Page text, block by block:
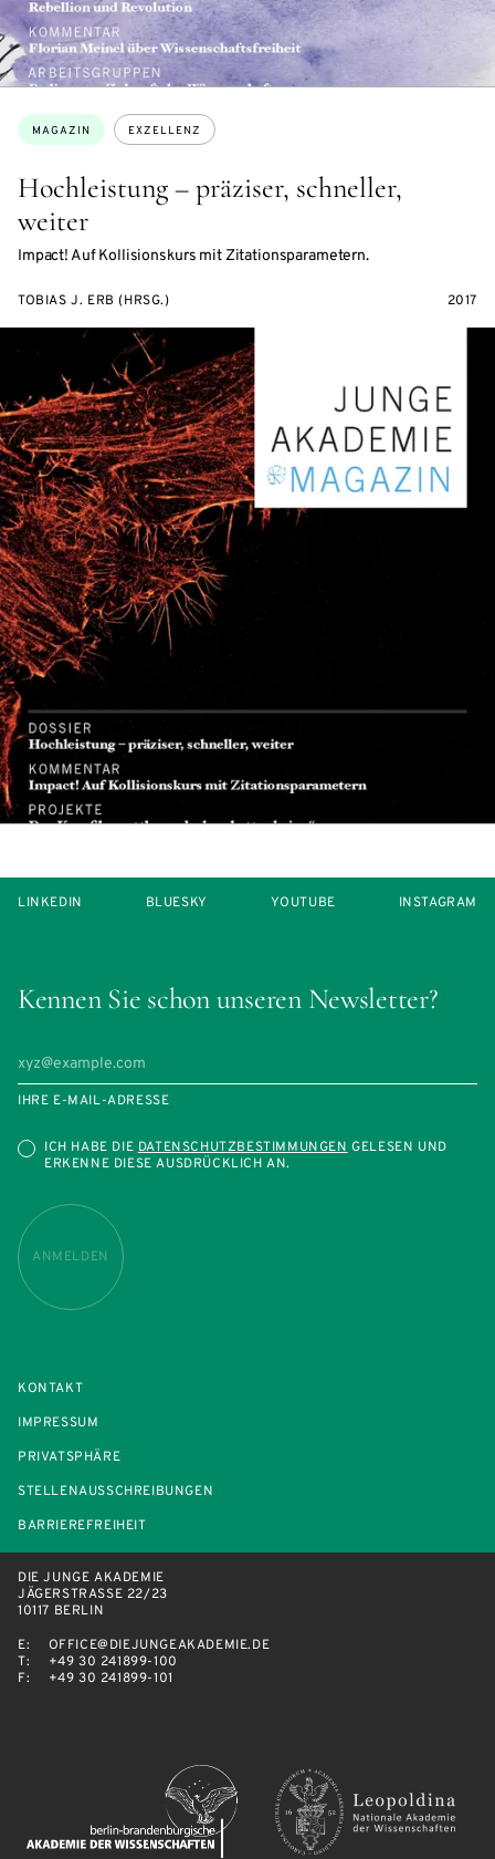
Hochleistung – präziser, schneller,
weiter
Impact! Auf Kollisionskurs mit Zitationsparametern.
Themen:
MAGAZIN EXZELLENZ
TOBIAS J. ERB (HRSG.) 2017
Kennen Sie schon unseren Newsletter?
IHRE E-MAIL-ADRESSE
ICH HABE DIEDATENSCHUTZBESTIMMUNGENGELESEN UND
ERKENNE DIESE AUSDRÜCKLICH AN.
ANMELDEN
LINKEDIN BLUESKY YOUTUBE INSTAGRAM
KONTAKT
IMPRESSUM
PRIVATSPHÄRE
STELLENAUSSCHREIBUNGEN
BARRIEREFREIHEIT
DIE JUNGE AKADEMIE
JÄGERSTRASSE 22/23
10117 BERLIN
E:
OFFICE@DIEJUNGEAKADEMIE.DE
T:
+49 30 241899-100
F:
+49 30 241899-101